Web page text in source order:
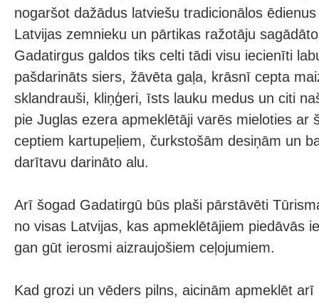
nogaršot dažādus latviešu tradicionālos
Latvijas zemnieku un pārtikas ražotāju
Gadatirgus galdos tiks celti tādi visu iecienīti
pašdarināts siers, žāvēta gaļa, krāsnī cepta
sklandrauši, kliņģeri, īsts lauku medus un citi
pie Juglas ezera apmeklētāji varēs mieloties ar
ceptiem kartupeļiem, čurkstošām desiņām un
darītavu darināto alu.
Arī šogad Gadatirgū būs plaši pārstāvēti
no visas Latvijas, kas apmeklētājiem piedāvās
gan gūt ierosmi aizraujošiem ceļojumiem.
Kad grozi un vēders pilns, aicinām apmeklēt